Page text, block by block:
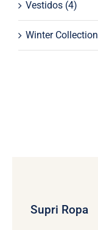
Vestidos (4)
Winter Collection
Supri Ropa